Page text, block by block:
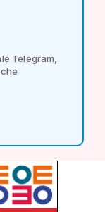
Telegram,